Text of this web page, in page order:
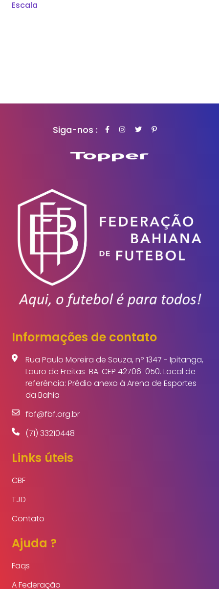
Escala
Siga-nos :
Informações de contato
Rua Paulo Moreira de Souza, nº 1347 - Ipitanga,
Lauro de Freitas-BA. CEP 42706-050. Local de
referência: Prédio anexo à Arena de Esportes
da Bahia
fbf@fbf.org.br
(71) 33210448
Links úteis
CBF
TJD
Contato
Ajuda ?
Faqs
A Federação